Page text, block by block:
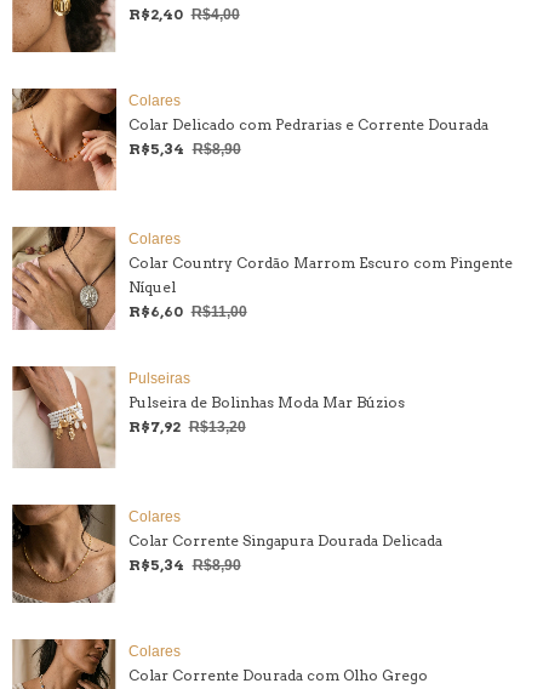
R$2,40 R$4,00
Colares
Colar Delicado com Pedrarias e Corrente Dourada
R$5,34 R$8,90
Colares
Colar Country Cordão Marrom Escuro com Pingente
Níquel
R$6,60 R$11,00
Pulseiras
Pulseira de Bolinhas Moda Mar Búzios
R$7,92 R$13,20
Colares
Colar Corrente Singapura Dourada Delicada
R$5,34 R$8,90
Colares
Colar Corrente Dourada com Olho Grego